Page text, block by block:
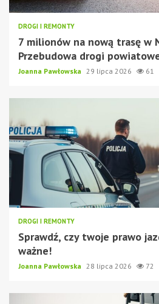
DROGI I REMONTY
7 milionów na nową trasę w
Przebudowa drogi
Joanna Pawłowska 29 lipca 2026 61
DROGI I REMONTY
Sprawdź, czy twoje prawo
ważne!
Joanna Pawłowska 28 lipca 2026 72